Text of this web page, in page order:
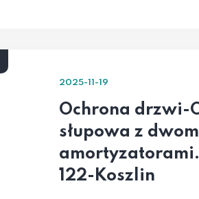
2025-11-19
Ochrona drzwi-
słupowa z
amortyzatorami.
122-Koszlin